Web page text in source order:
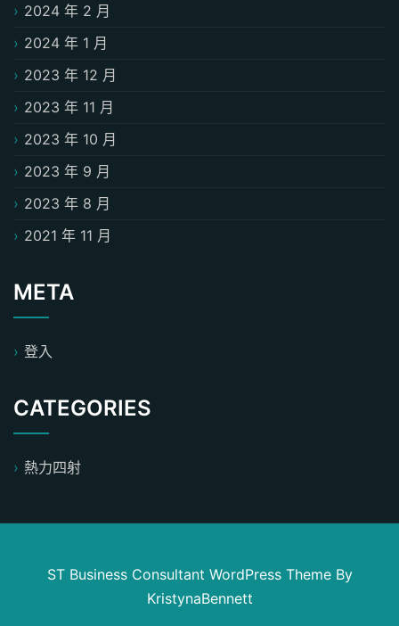
2024 年 2 月
2024 年 1 月
2023 年 12 月
2023 年 11 月
2023 年 10 月
2023 年 9 月
2023 年 8 月
2021 年 11 月
META
登入
CATEGORIES
熱力四射
ST Business Consultant WordPress Theme By
KristynaBennett